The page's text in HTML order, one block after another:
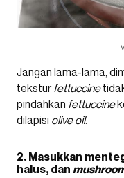
Jangan lama-lama,
tekstur fettuccine
pindahkan fettuccine
dilapisi olive oil.
2. Masukkan
halus, dan